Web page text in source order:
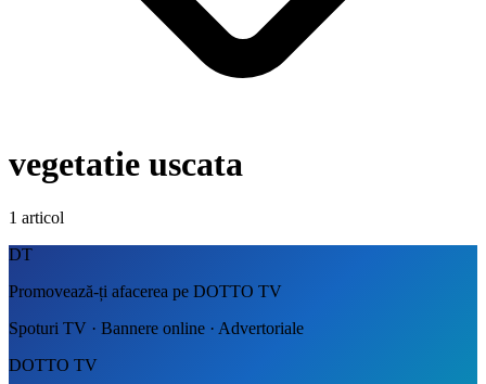
vegetatie uscata
1 articol
DT
Promovează-ți afacerea pe DOTTO TV
Spoturi TV · Bannere online · Advertoriale
DOTTO TV